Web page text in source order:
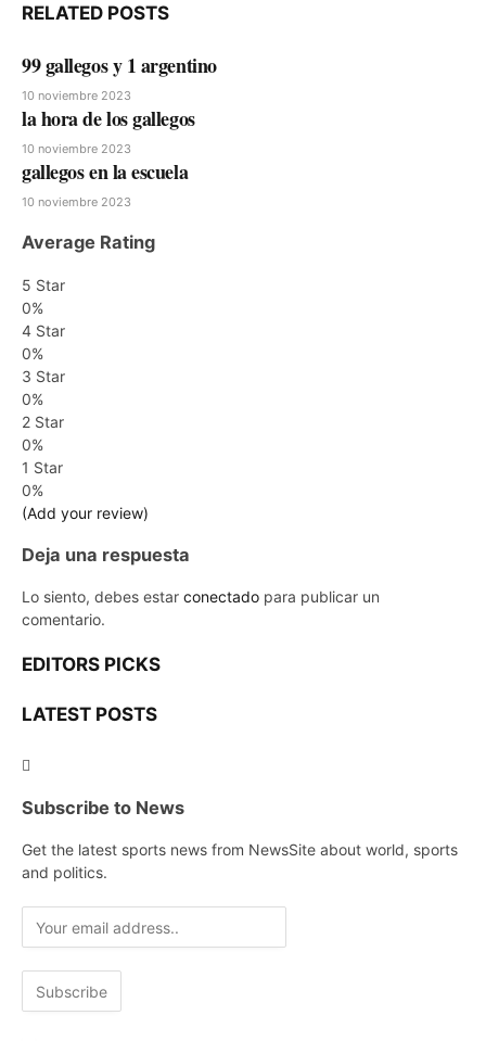
RELATED POSTS
99 gallegos y 1 argentino
10 noviembre 2023
la hora de los gallegos
10 noviembre 2023
gallegos en la escuela
10 noviembre 2023
Average Rating
5 Star
0%
4 Star
0%
3 Star
0%
2 Star
0%
1 Star
0%
(Add your review)
Deja una respuesta
Lo siento, debes estar conectado para publicar un
comentario.
EDITORS PICKS
LATEST POSTS
Subscribe to News
Get the latest sports news from NewsSite about world, sports
and politics.